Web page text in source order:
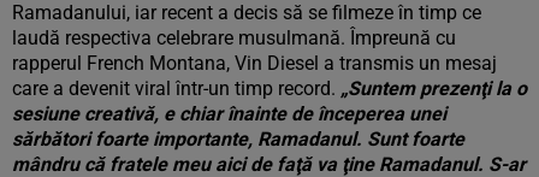
Ramadanului, iar recent a decis să se filmeze în timp ce
laudă respectiva celebrare musulmană. Împreună cu
rapperul French Montana, Vin Diesel a transmis un mesaj
care a devenit viral într-un timp record. „Suntem prezenţi la o
sesiune creativă, e chiar înainte de începerea unei
sărbători foarte importante, Ramadanul. Sunt foarte
mândru că fratele meu aici de faţă va ţine Ramadanul. S-ar